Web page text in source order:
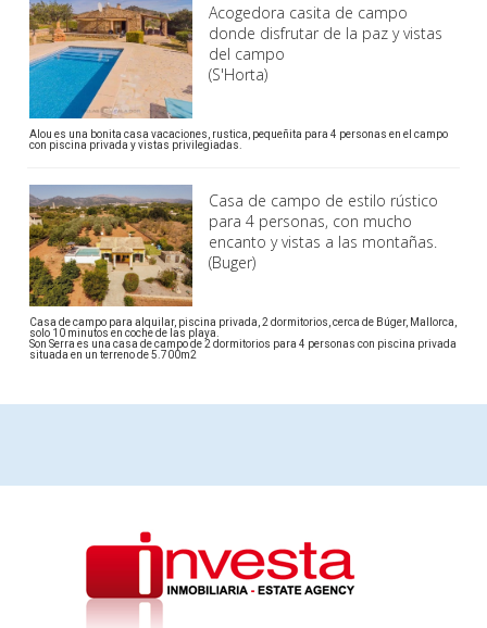
Acogedora casita de campo
donde disfrutar de la paz y vistas
del campo
(S'Horta)
Alou es una bonita casa vacaciones, rustica, pequeñita para 4 personas en el campo
con piscina privada y vistas privilegiadas.
Casa de campo de estilo rústico
para 4 personas, con mucho
encanto y vistas a las montañas.
(Buger)
Casa de campo para alquilar, piscina privada, 2 dormitorios, cerca de Búger, Mallorca,
solo 10 minutos en coche de las playa.
Son Serra es una casa de campo de 2 dormitorios para 4 personas con piscina privada
situada en un terreno de 5.700m2